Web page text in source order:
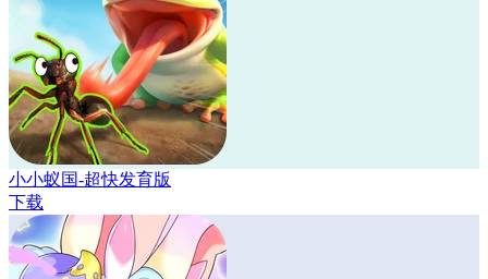
小小蚁国-超快发育版
下载